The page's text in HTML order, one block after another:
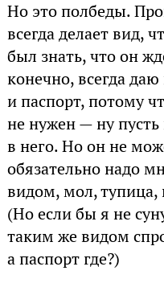
Но это полбеды.
всегда делает вид,
был знать, что он
конечно, всегда
и паспорт, потому
не нужен — ну
в него. Но он не
обязательно надо
видом, мол, тупица,
(Но если бы я не
таким же видом
а паспорт где?)